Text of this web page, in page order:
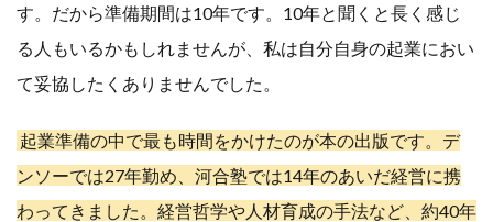
す。だから準備期間は10年です。10年と聞くと長く感じ
る人もいるかもしれませんが、私は自分自身の起業におい
て妥協したくありませんでした。
起業準備の中で最も時間をかけたのが本の出版です。デ
ンソーでは27年勤め、河合塾では14年のあいだ経営に携
わってきました。経営哲学や人材育成の手法など、約40年